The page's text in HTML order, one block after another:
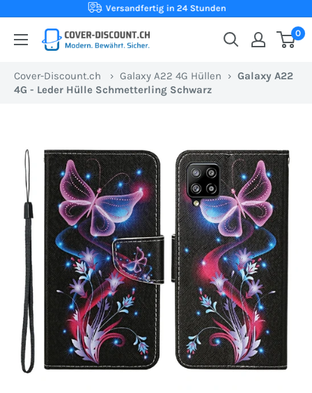
Inhalt
Versandfertig in 24 Stunden
Cover-
Ihr
Onlineshop
Schweiz
für
Schutzhüllen
zum
besten
Preis
0
Cover-Discount.ch › Galaxy A22 4G Hüllen › Galaxy A22
4G - Leder Hülle Schmetterling Schwarz